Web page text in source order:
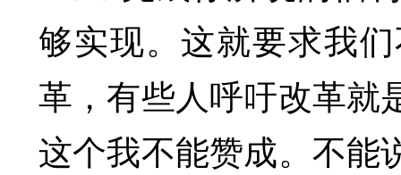
够实现。这就要求我
革，有些人呼吁改革就
这个我不能赞成。不能